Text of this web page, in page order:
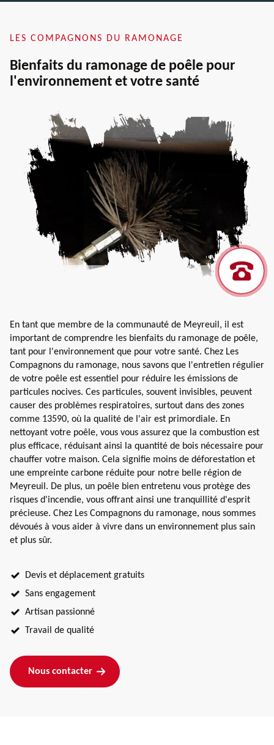
LES COMPAGNONS DU RAMONAGE
Bienfaits du ramonage de poêle pour
l'environnement et votre santé
En tant que membre de la communauté de Meyreuil, il est
important de comprendre les bienfaits du ramonage de poêle,
tant pour l'environnement que pour votre santé. Chez Les
Compagnons du ramonage, nous savons que l'entretien régulier
de votre poêle est essentiel pour réduire les émissions de
particules nocives. Ces particules, souvent invisibles, peuvent
causer des problèmes respiratoires, surtout dans des zones
comme 13590, où la qualité de l'air est primordiale. En
nettoyant votre poêle, vous vous assurez que la combustion est
plus efficace, réduisant ainsi la quantité de bois nécessaire pour
chauffer votre maison. Cela signifie moins de déforestation et
une empreinte carbone réduite pour notre belle région de
Meyreuil. De plus, un poêle bien entretenu vous protège des
risques d'incendie, vous offrant ainsi une tranquillité d'esprit
précieuse. Chez Les Compagnons du ramonage, nous sommes
dévoués à vous aider à vivre dans un environnement plus sain
et plus sûr.
Devis et déplacement gratuits
Sans engagement
Artisan passionné
Travail de qualité
Nous contacter